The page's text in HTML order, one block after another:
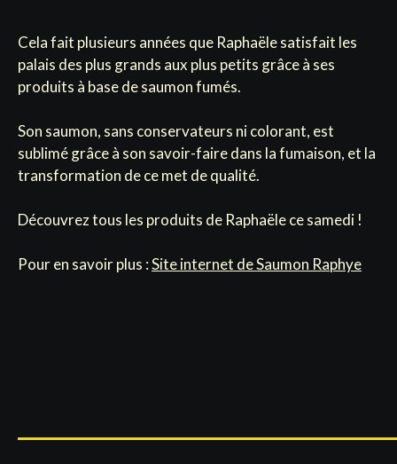
Cela fait plusieurs années que Raphaële satisfait les
palais des plus grands aux plus petits grâce à ses
produits à base de saumon fumés.
Son saumon, sans conservateurs ni colorant, est
sublimé grâce à son savoir-faire dans la fumaison, et la
transformation de ce met de qualité.
Découvrez tous les produits de Raphaële ce samedi !
Pour en savoir plus :Site internet de Saumon Raphye